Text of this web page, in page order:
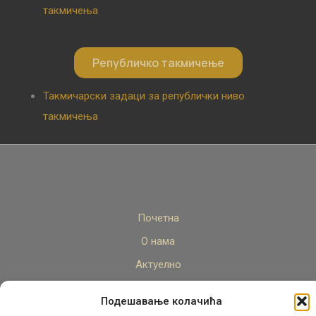
Подешавање колачића
такмичења
Републичко такмичење
Такмичарски задаци за републички ниво
такмичења
Почетна
О нама
Актуелно